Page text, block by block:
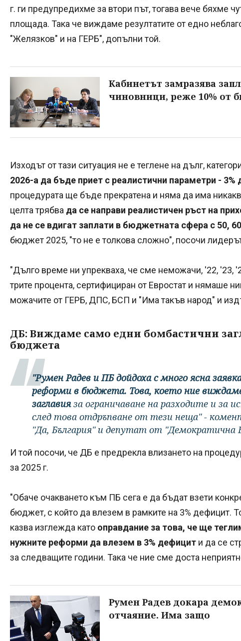
г. ги предупредихме за втори път, тогава вече бяхме
площада. Така че виждаме резултатите от едно
"Желязков" и на ГЕРБ", допълни той.
Кабинетът замразява
чиновници, реже 10% от
Изходът от тази ситуация не е теглене на дълг,
2026-а да бъде приет с реалистични параметри - 3%
процедурата ще бъде прекратена и няма да има
целта трябва да се направи реалистичен ръст на
да не се вдигат заплати в бюджетната сфера с 50,
бюджет 2025, "то не е толкова сложно", посочи
"Дълго време ни упрекваха, че сме неможачи, '22, '23,
трите процента, сертифициран от Евростат и нямаше
можачите от ГЕРБ, ДПС, БСП и "Има такъв народ" и
ДБ: Виждаме само едни бомбастични
бюджета
"Румен Радев и ПБ дойдоха с много ясна
реформи в бюджета. Това, което ние
заглавияза ограничаване на разходите и
след това отдръпване от тези неща" -
"Да, България" и депутат от "Демократична
И той посочи, че ДБ е предрекла влизането на
за 2025 г.
"Обаче очакването към ПБ сега е да бъдат взети
бюджет, с който да влезем в рамките на 3% дефицит.
казва изглежда като оправдание за това, че ще
нужните реформи да влезем в 3% дефицит и да се
за следващите години. Така че ние сме доста
Румен Радев докара
отчаяние. Има защо